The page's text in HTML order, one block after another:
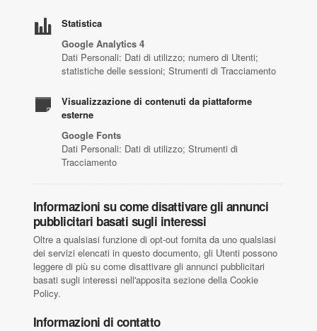
Statistica
Google Analytics 4
Dati Personali: Dati di utilizzo; numero di Utenti;
statistiche delle sessioni; Strumenti di Tracciamento
Visualizzazione di contenuti da piattaforme
esterne
Google Fonts
Dati Personali: Dati di utilizzo; Strumenti di
Tracciamento
Informazioni su come disattivare gli annunci
pubblicitari basati sugli interessi
Oltre a qualsiasi funzione di opt-out fornita da uno qualsiasi
dei servizi elencati in questo documento, gli Utenti possono
leggere di più su come disattivare gli annunci pubblicitari
basati sugli interessi nell'apposita sezione della Cookie
Policy.
Informazioni di contatto